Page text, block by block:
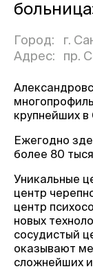
Город:
г.
Адрес:
пр.
крупнейших
Ежегодно
более 80
Уникальные
центр
центр
новых
сосудистый
оказывают
сложнейших и